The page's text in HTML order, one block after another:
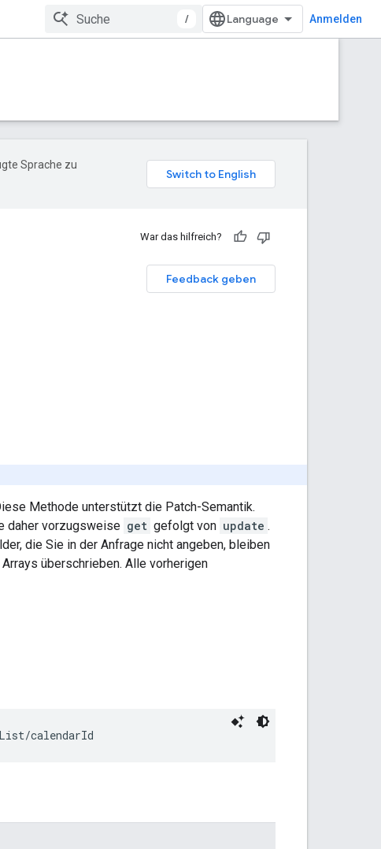
/ Anmelden
Sprache zu
War das hilfreich?
Feedback geben
Methode unterstützt die Patch-Semantik.
daher vorzugsweise get gefolgt von update .
die Sie in der Anfrage nicht angeben, bleiben
überschrieben. Alle vorherigen
calendarId